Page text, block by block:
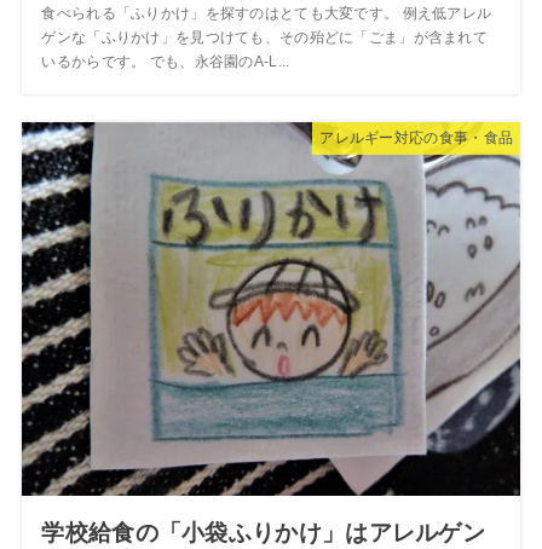
食べられる「ふりかけ」を探すのはとても大変です。 例え低アレル
ゲンな「ふりかけ」を見つけても、その殆どに「ごま」が含まれて
いるからです。 でも、永谷園のA-L...
アレルギー対応の食事・食品
学校給食の「小袋ふりかけ」はアレルゲン